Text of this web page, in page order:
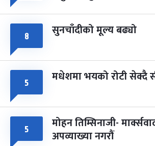
८ सुनचाँदीको मूल्य बढ्यो
५ मधेशमा भयको रोटी सेक्दै
५ मोहन तिम्सिनाजी-
अपव्याख्या नगरौं